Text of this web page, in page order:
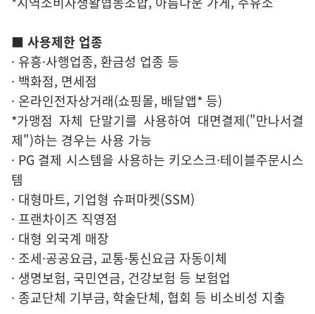
■ 사용제한 업종
· 유흥·사행업종, 환금성 업종 등
· 백화점, 면세점
· 온라인전자상거래(쇼핑몰, 배달앱* 등)
*가맹점 자체 단말기를 사용하여 대면결제("만나서결
제")하는 경우는 사용 가능
· PG 결제 시스템을 사용하는 키오스크·테이블주문시스
템
· 대형마트, 기업형 슈퍼마켓(SSM)
· 프랜차이즈 직영점
· 대형 외국계 매장
· 조세·공공요금, 교통·통신요금 자동이체
· 생명보험, 국민연금, 건강보험 등 보험업
· 종교단체 기부금, 학술단체, 협회 등 비소비성 지출